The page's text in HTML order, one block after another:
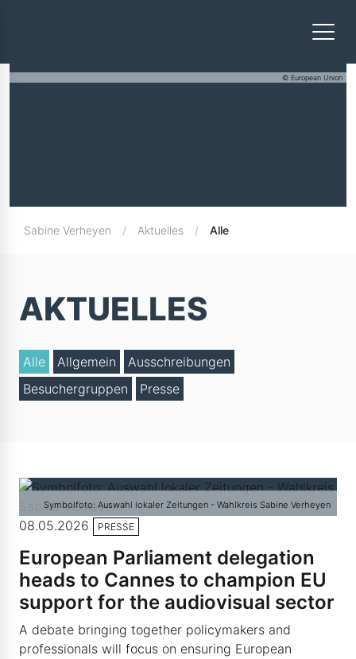
© European Union
Sabine Verheyen Aktuelles Alle
AKTUELLES
Alle Allgemein
Ausschreibungen
Besuchergruppen
Presse
Symbolfoto: Auswahl lokaler Zeitungen - Wahlkreis Sabine Verheyen
08.05.2026 PRESSE
European Parliament delegation
heads to Cannes to champion EU
support for the audiovisual sector
A debate bringing together policymakers and
professionals will focus on ensuring European